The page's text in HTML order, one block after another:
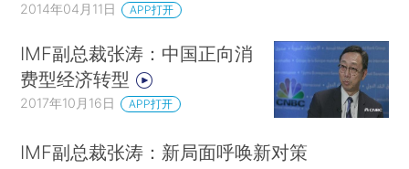
2014年04月11日 APP打开
IMF副总裁张涛：中国正向消
费型经济转型
2017年10月16日 APP打开
IMF副总裁张涛：新局面呼唤新对策